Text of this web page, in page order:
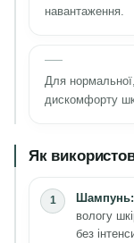
навантаження.
Для
дискомфорту
Як
Шампунь:
вологу
без